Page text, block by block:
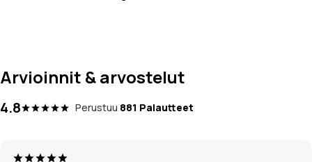
Arvioinnit & arvostelut
4.8 Perustuu 881 Palautteet